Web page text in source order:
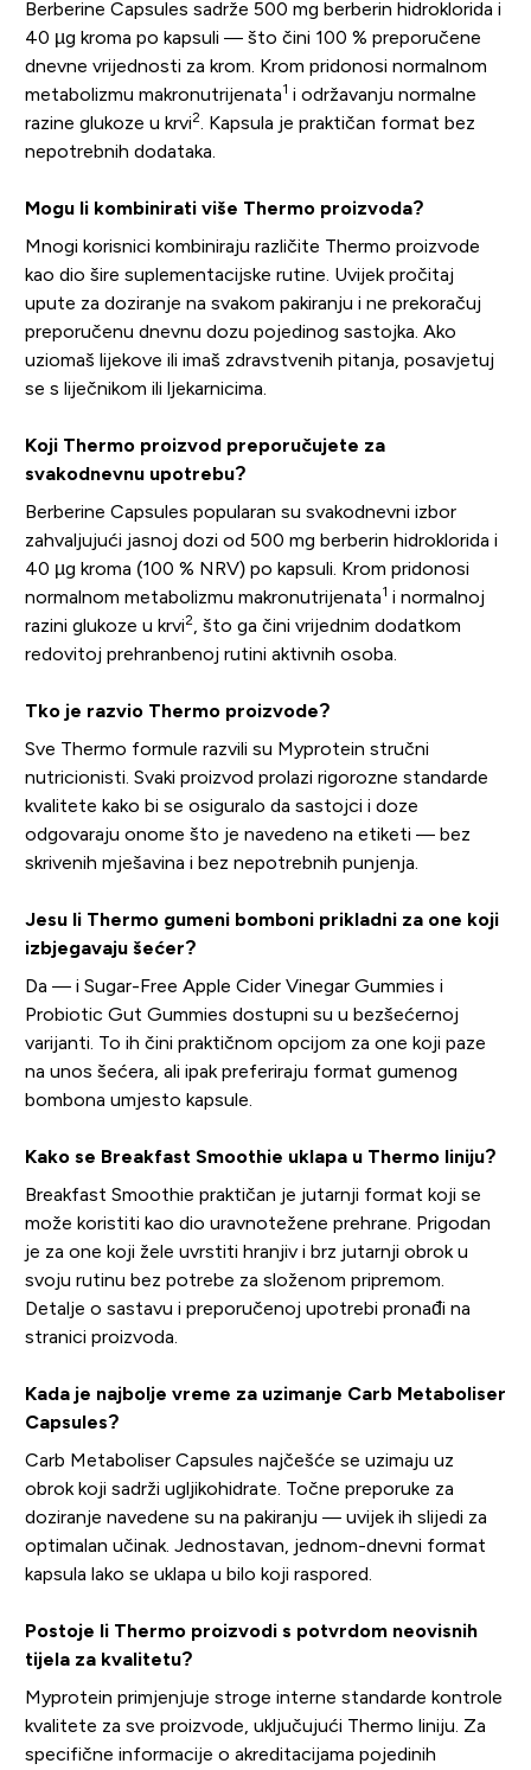
Berberine Capsules sadrže 500 mg berberin hidroklorida i
40 µg kroma po kapsuli — što čini 100 % preporučene
dnevne vrijednosti za krom. Krom pridonosi normalnom
metabolizmu makronutrijenata1 i održavanju normalne
razine glukoze u krvi2. Kapsula je praktičan format bez
nepotrebnih dodataka.
Mogu li kombinirati više Thermo proizvoda?
Mnogi korisnici kombiniraju različite Thermo proizvode
kao dio šire suplementacijske rutine. Uvijek pročitaj
upute za doziranje na svakom pakiranju i ne prekoračuj
preporučenu dnevnu dozu pojedinog sastojka. Ako
uziomaš lijekove ili imaš zdravstvenih pitanja, posavjetuj
se s liječnikom ili ljekarnicima.
Koji Thermo proizvod preporučujete za
svakodnevnu upotrebu?
Berberine Capsules popularan su svakodnevni izbor
zahvaljujući jasnoj dozi od 500 mg berberin hidroklorida i
40 µg kroma (100 % NRV) po kapsuli. Krom pridonosi
normalnom metabolizmu makronutrijenata1 i normalnoj
razini glukoze u krvi2, što ga čini vrijednim dodatkom
redovitoj prehranbenoj rutini aktivnih osoba.
Tko je razvio Thermo proizvode?
Sve Thermo formule razvili su Myprotein stručni
nutricionisti. Svaki proizvod prolazi rigorozne standarde
kvalitete kako bi se osiguralo da sastojci i doze
odgovaraju onome što je navedeno na etiketi — bez
skrivenih mješavina i bez nepotrebnih punjenja.
Jesu li Thermo gumeni bomboni prikladni za one koji
izbjegavaju šećer?
Da — i Sugar-Free Apple Cider Vinegar Gummies i
Probiotic Gut Gummies dostupni su u bezšećernoj
varijanti. To ih čini praktičnom opcijom za one koji paze
na unos šećera, ali ipak preferiraju format gumenog
bombona umjesto kapsule.
Kako se Breakfast Smoothie uklapa u Thermo liniju?
Breakfast Smoothie praktičan je jutarnji format koji se
može koristiti kao dio uravnotežene prehrane. Prigodan
je za one koji žele uvrstiti hranjiv i brz jutarnji obrok u
svoju rutinu bez potrebe za složenom pripremom.
Detalje o sastavu i preporučenoj upotrebi pronađi na
stranici proizvoda.
Kada je najbolje vreme za uzimanje Carb Metaboliser
Capsules?
Carb Metaboliser Capsules najčešće se uzimaju uz
obrok koji sadrži ugljikohidrate. Točne preporuke za
doziranje navedene su na pakiranju — uvijek ih slijedi za
optimalan učinak. Jednostavan, jednom-dnevni format
kapsula lako se uklapa u bilo koji raspored.
Postoje li Thermo proizvodi s potvrdom neovisnih
tijela za kvalitetu?
Myprotein primjenjuje stroge interne standarde kontrole
kvalitete za sve proizvode, uključujući Thermo liniju. Za
specifične informacije o akreditacijama pojedinih